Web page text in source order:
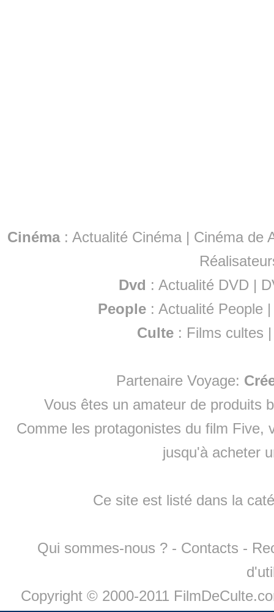
Cinéma: Actualité Cinéma | Cinéma de
Dvd : Actualité DVD |
People :Actualité People
Culte : Films cultes
Partenaire Voyage:
Vous êtes un amateur de produits
Comme les protagonistes du film Five,
jusqu'à acheter
Ce site est listé dans la
Qui sommes-nous ? - Contacts -
Copyright © 2000-2011